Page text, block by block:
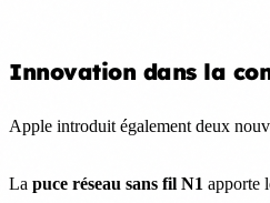
Innovation dans la
Apple introduit également deux
La puce réseau sans fil N1 apporte